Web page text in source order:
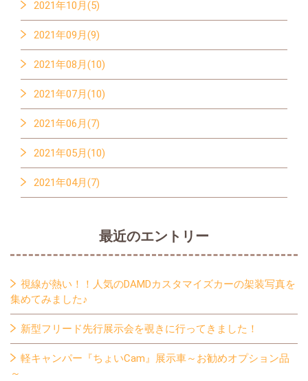
2021年10月(5)
2021年09月(9)
2021年08月(10)
2021年07月(10)
2021年06月(7)
2021年05月(10)
2021年04月(7)
最近のエントリー
視線が熱い！！人気のDAMDカスタマイズカーの架装写真を
集めてみました♪
新型フリード先行展示会を覗きに行ってきました！
軽キャンパー『ちょいCam』展示車～お勧めオプション品
～